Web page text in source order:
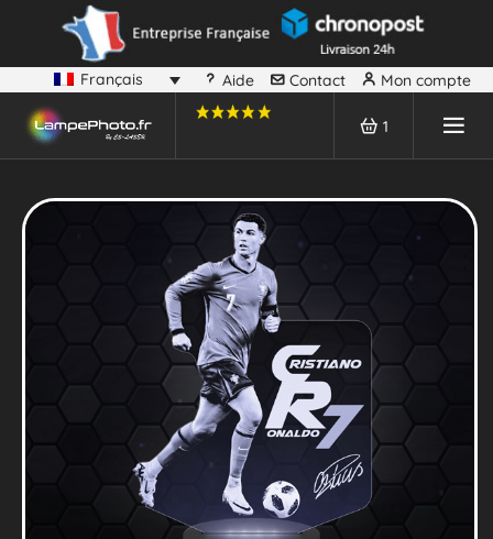
Français Aide Contact Mon compte
1